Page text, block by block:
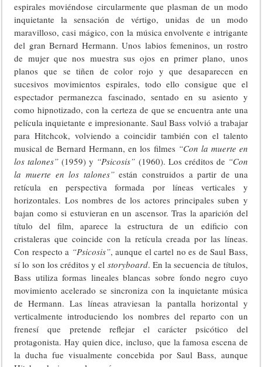
espirales moviéndose circularmente que plasman de un modo
inquietante la sensación de vértigo, unidas de un modo
maravilloso, casi mágico, con la música envolvente e intrigante
del gran Bernard Hermann. Unos labios femeninos, un rostro
de mujer que nos muestra sus ojos en primer plano, unos
planos que se tiñen de color rojo y que desaparecen en
sucesivos movimientos espirales, todo ello consigue que el
espectador permanezca fascinado, sentado en su asiento y
como hipnotizado, con la certeza de que se encuentra ante una
película inquietante e impresionante. Saul Bass volvió a trabajar
para Hitchcok, volviendo a coincidir también con el talento
musical de Bernard Hermann, en los filmes “Con la muerte en
los talones” (1959) y “Psicosis” (1960). Los créditos de “Con
la muerte en los talones”están construidos a partir de una
retícula en perspectiva formada por líneas verticales y
horizontales. Los nombres de los actores principales suben y
bajan como si estuvieran en un ascensor. Tras la aparición del
título del film, aparece la estructura de un edificio con
cristaleras que coincide con la retícula creada por las líneas.
Con respecto a “Psicosis”, aunque el cartel no es de Saul Bass,
sí lo son los créditos y el storyboard. En la secuencia de títulos,
Bass utiliza formas lineales blancas sobre fondo negro cuyo
movimiento acelerado se sincroniza con la inquietante música
de Hermann. Las líneas atraviesan la pantalla horizontal y
verticalmente introduciendo los nombres del reparto con un
frenesí que pretende reflejar el carácter psicótico del
protagonista. Hay quien dice, incluso, que la famosa escena de
la ducha fue visualmente concebida por Saul Bass, aunque